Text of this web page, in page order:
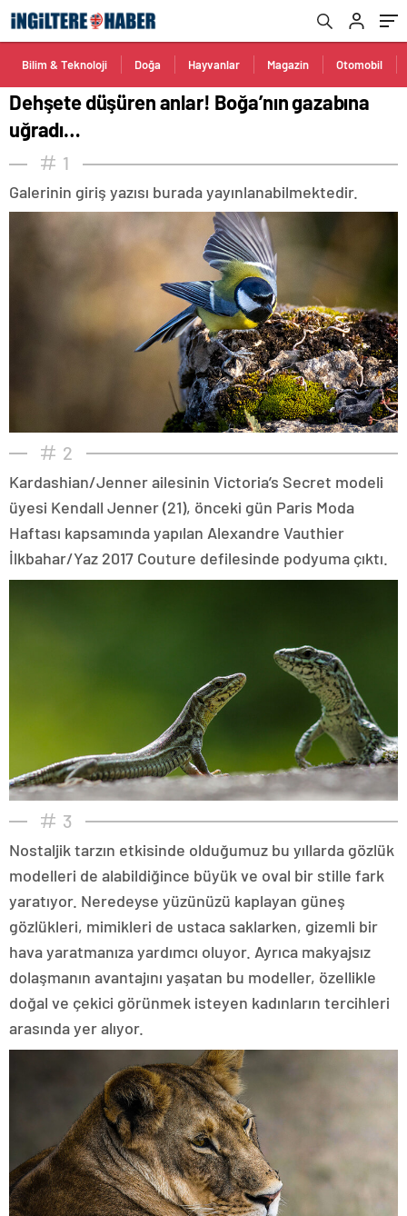
Bilim & Teknoloji Doğa Hayvanlar Magazin Otomobil
Dehşete düşüren anlar! Boğa’nın gazabına
uğradı…
1
Galerinin giriş yazısı burada yayınlanabilmektedir.
2
Kardashian/Jenner ailesinin Victoria’s Secret modeli
üyesi Kendall Jenner (21), önceki gün Paris Moda
Haftası kapsamında yapılan Alexandre Vauthier
İlkbahar/Yaz 2017 Couture defilesinde podyuma çıktı.
3
Nostaljik tarzın etkisinde olduğumuz bu yıllarda gözlük
modelleri de alabildiğince büyük ve oval bir stille fark
yaratıyor. Neredeyse yüzünüzü kaplayan güneş
gözlükleri, mimikleri de ustaca saklarken, gizemli bir
hava yaratmanıza yardımcı oluyor. Ayrıca makyajsız
dolaşmanın avantajını yaşatan bu modeller, özellikle
doğal ve çekici görünmek isteyen kadınların tercihleri
arasında yer alıyor.